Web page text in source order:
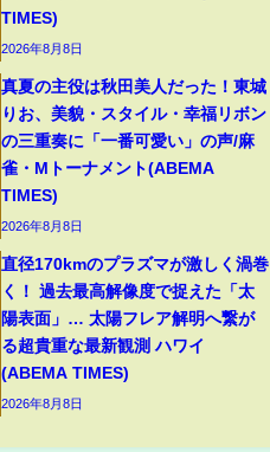
TIMES)
2026年8月8日
真夏の主役は秋田美人だった！東城
りお、美貌・スタイル・幸福リボン
の三重奏に「一番可愛い」の声/麻
雀・Mトーナメント(ABEMA
TIMES)
2026年8月8日
直径170kmのプラズマが激しく渦巻
く！ 過去最高解像度で捉えた「太
陽表面」… 太陽フレア解明へ繋が
る超貴重な最新観測 ハワイ
(ABEMA TIMES)
2026年8月8日